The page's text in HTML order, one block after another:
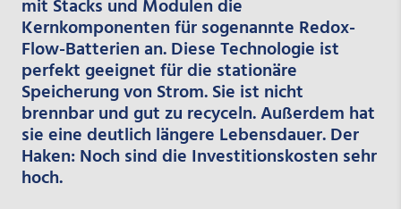
mit Stacks und Modulen die
Kernkomponenten für sogenannte Redox-
Flow-Batterien an. Diese Technologie ist
perfekt geeignet für die stationäre
Speicherung von Strom. Sie ist nicht
brennbar und gut zu recyceln. Außerdem hat
sie eine deutlich längere Lebensdauer. Der
Haken: Noch sind die Investitionskosten sehr
hoch.